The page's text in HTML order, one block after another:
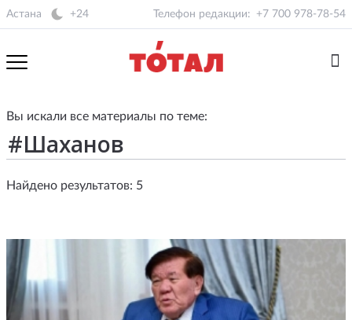
Астана +24 Телефон редакции: +7 700 978-78-54
Вы искали все материалы по теме:
Найдено результатов: 5